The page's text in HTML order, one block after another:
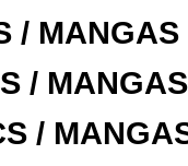
/
/
/